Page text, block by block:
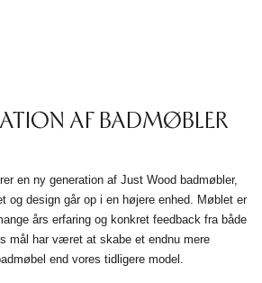
AF BADMØBLER
en ny generation af Just Wood badmøbler,
og design går op i en højere enhed. Møblet er
års erfaring og konkret feedback fra både
mål har været at skabe et endnu mere
end vores tidligere model.